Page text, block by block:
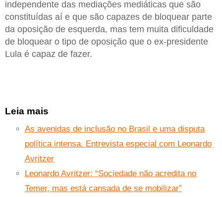
independente das mediações mediáticas que são
constituídas aí e que são capazes de bloquear parte
da oposição de esquerda, mas tem muita dificuldade
de bloquear o tipo de oposição que o ex-presidente
Lula é capaz de fazer.
Leia mais
As avenidas de inclusão no Brasil e uma disputa
política intensa. Entrevista especial com Leonardo
Avritzer
Leonardo Avritzer: “Sociedade não acredita no
Temer, mas está cansada de se mobilizar”